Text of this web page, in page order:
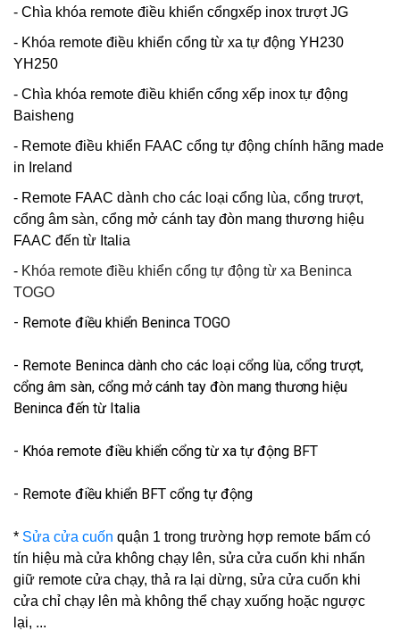
- Chìa khóa remote điều khiển cổngxếp inox trượt JG
- Khóa remote điều khiển cổng từ xa tự động YH230
YH250
- Chìa khóa remote điều khiển cổng xếp inox tự động
Baisheng
- Remote điều khiển FAAC cổng tự động chính hãng made
in Ireland
- Remote FAAC dành cho các loại cổng lùa, cổng trượt,
cổng âm sàn, cổng mở cánh tay đòn mang thương hiệu
FAAC đến từ Italia
- Khóa remote điều khiển cổng tự động từ xa Beninca
TOGO
- Remote điều khiển Beninca TOGO
- Remote Beninca dành cho các loại cổng lùa, cổng trượt,
cổng âm sàn, cổng mở cánh tay đòn mang thương hiệu
Beninca đến từ Italia
- Khóa remote điều khiển cổng từ xa tự động BFT
- Remote điều khiển BFT cổng tự động
* Sửa cửa cuốn quận 1 trong trường hợp remote bấm có
tín hiệu mà cửa không chạy lên, sửa cửa cuốn khi nhấn
giữ remote cửa chạy, thả ra lại dừng, sửa cửa cuốn khi
cửa chỉ chạy lên mà không thể chạy xuống hoặc ngược
lại, ...